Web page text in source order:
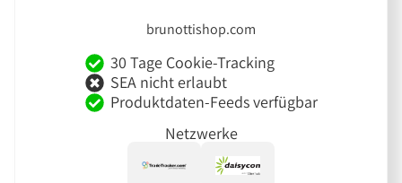
brunottishop.com
30 Tage Cookie-Tracking
SEA nicht erlaubt
Produktdaten-Feeds verfügbar
Netzwerke